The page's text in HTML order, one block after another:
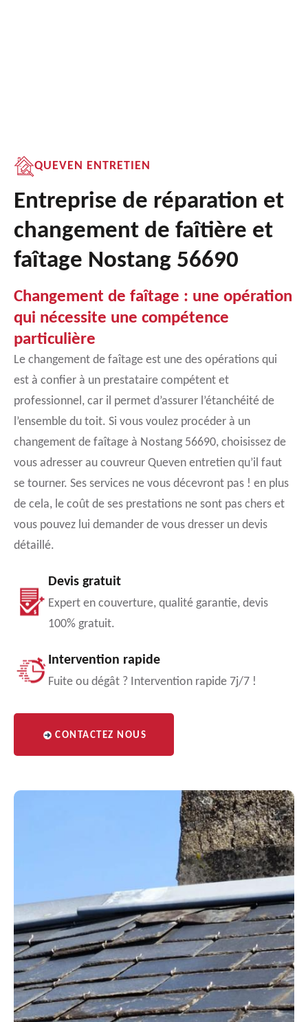
QUEVEN ENTRETIEN
Entreprise de réparation et
changement de faîtière et
faîtage Nostang 56690
Changement de faîtage : une opération
qui nécessite une compétence
particulière
Le changement de faîtage est une des opérations qui
est à confier à un prestataire compétent et
professionnel, car il permet d’assurer l’étanchéité de
l’ensemble du toit. Si vous voulez procéder à un
changement de faîtage à Nostang 56690, choisissez de
vous adresser au couvreur Queven entretien qu’il faut
se tourner. Ses services ne vous décevront pas ! en plus
de cela, le coût de ses prestations ne sont pas chers et
vous pouvez lui demander de vous dresser un devis
détaillé.
Devis gratuit
Expert en couverture, qualité garantie, devis
100% gratuit.
Intervention rapide
Fuite ou dégât ? Intervention rapide 7j/7 !
CONTACTEZ NOUS